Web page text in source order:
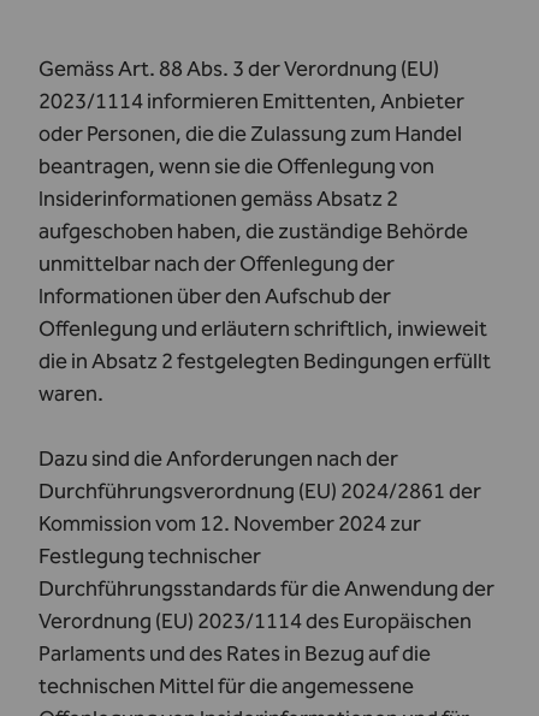
Gemäss Art. 88 Abs. 3 der Verordnung (EU)
2023/1114 informieren Emittenten, Anbieter
oder Personen, die die Zulassung zum Handel
beantragen, wenn sie die Offenlegung von
Insiderinformationen gemäss Absatz 2
aufgeschoben haben, die zuständige Behörde
unmittelbar nach der Offenlegung der
Informationen über den Aufschub der
Offenlegung und erläutern schriftlich, inwieweit
die in Absatz 2 festgelegten Bedingungen erfüllt
waren.
Dazu sind die Anforderungen nach der
Durchführungsverordnung (EU) 2024/2861 der
Kommission vom 12. November 2024 zur
Festlegung technischer
Durchführungsstandards für die Anwendung der
Verordnung (EU) 2023/1114 des Europäischen
Parlaments und des Rates in Bezug auf die
technischen Mittel für die angemessene